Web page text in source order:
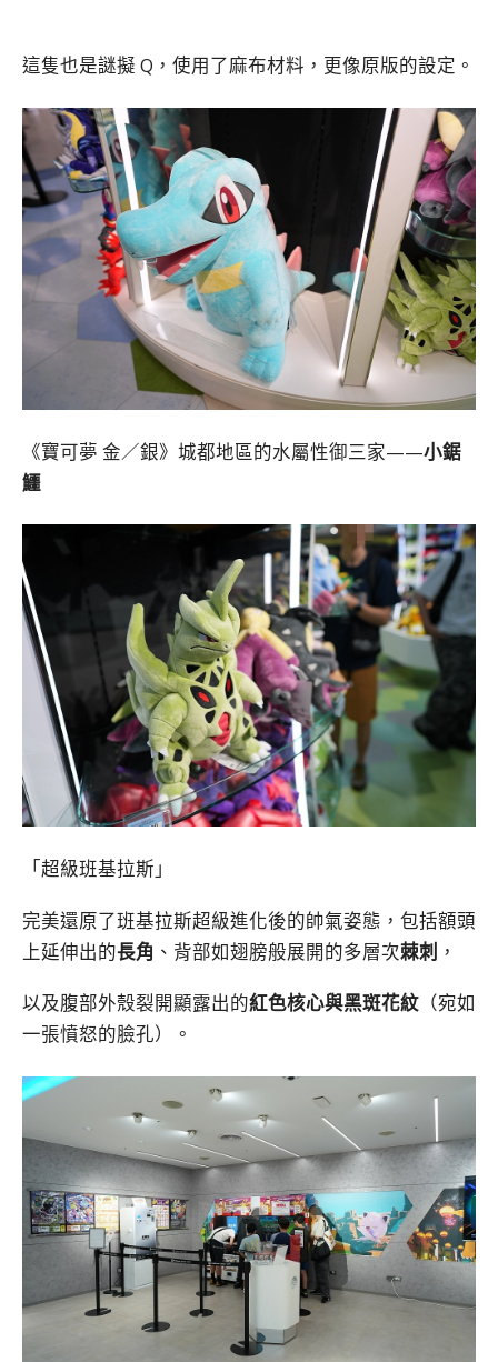
這隻也是謎擬 Q，使用了麻布材料，更像原版的設定。
《寶可夢 金／銀》城都地區的水屬性御三家——小鋸
鱷
「超級班基拉斯」
完美還原了班基拉斯超級進化後的帥氣姿態，包括額頭
上延伸出的長角 、背部如翅膀般展開的多層次棘刺 ，
以及腹部外殼裂開顯露出的紅色核心與黑斑花紋 （宛如
一張憤怒的臉孔）。